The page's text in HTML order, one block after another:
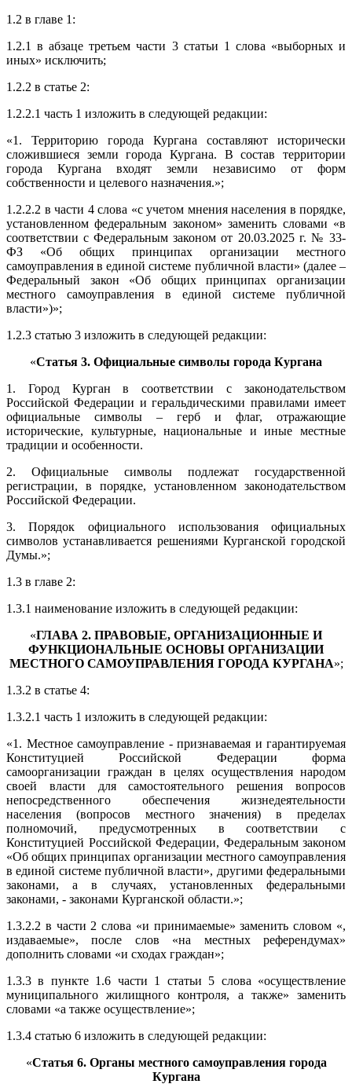
1.2 в главе 1:
1.2.1 в абзаце третьем части 3 статьи 1 слова «выборных и
иных» исключить;
1.2.2 в статье 2:
1.2.2.1 часть 1 изложить в следующей редакции:
«1. Территорию города Кургана составляют исторически
сложившиеся земли города Кургана. В состав территории
города Кургана входят земли независимо от форм
собственности и целевого назначения.»;
1.2.2.2 в части 4 слова «с учетом мнения населения в порядке,
установленном федеральным законом» заменить словами «в
соответствии с Федеральным законом от 20.03.2025 г. № 33-
ФЗ «Об общих принципах организации местного
самоуправления в единой системе публичной власти» (далее –
Федеральный закон «Об общих принципах организации
местного самоуправления в единой системе публичной
власти»)»;
1.2.3 статью 3 изложить в следующей редакции:
«Статья 3. Официальные символы города Кургана
1. Город Курган в соответствии с законодательством
Российской Федерации и геральдическими правилами имеет
официальные символы – герб и флаг, отражающие
исторические, культурные, национальные и иные местные
традиции и особенности.
2. Официальные символы подлежат государственной
регистрации, в порядке, установленном законодательством
Российской Федерации.
3. Порядок официального использования официальных
символов устанавливается решениями Курганской городской
Думы.»;
1.3 в главе 2:
1.3.1 наименование изложить в следующей редакции:
«ГЛАВА 2. ПРАВОВЫЕ, ОРГАНИЗАЦИОННЫЕ И
ФУНКЦИОНАЛЬНЫЕ ОСНОВЫ ОРГАНИЗАЦИИ
МЕСТНОГО САМОУПРАВЛЕНИЯ ГОРОДА КУРГАНА»;
1.3.2 в статье 4:
1.3.2.1 часть 1 изложить в следующей редакции:
«1. Местное самоуправление - признаваемая и гарантируемая
Конституцией Российской Федерации форма
самоорганизации граждан в целях осуществления народом
своей власти для самостоятельного решения вопросов
непосредственного обеспечения жизнедеятельности
населения (вопросов местного значения) в пределах
полномочий, предусмотренных в соответствии с
Конституцией Российской Федерации, Федеральным законом
«Об общих принципах организации местного самоуправления
в единой системе публичной власти», другими федеральными
законами, а в случаях, установленных федеральными
законами, - законами Курганской области.»;
1.3.2.2 в части 2 слова «и принимаемые» заменить словом «,
издаваемые», после слов «на местных референдумах»
дополнить словами «и сходах граждан»;
1.3.3 в пункте 1.6 части 1 статьи 5 слова «осуществление
муниципального жилищного контроля, а также» заменить
словами «а также осуществление»;
1.3.4 статью 6 изложить в следующей редакции:
«Статья 6. Органы местного самоуправления города
Кургана